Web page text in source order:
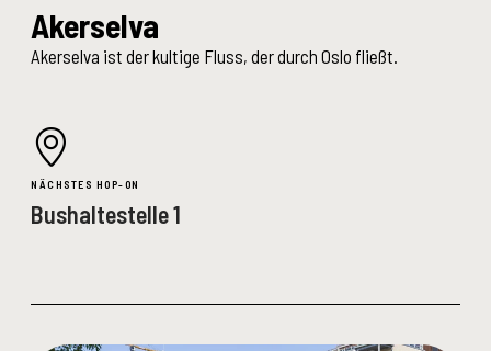
Akerselva
Akerselva ist der kultige Fluss, der durch Oslo fließt.
NÄCHSTES HOP-ON
Bushaltestelle 1